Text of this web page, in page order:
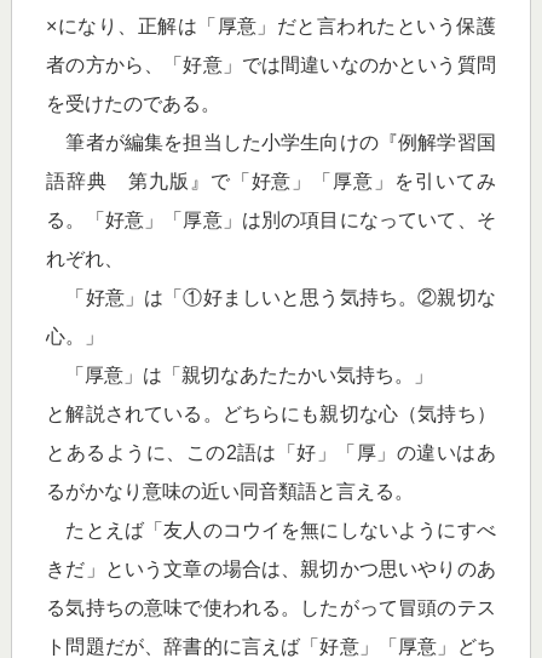
×になり、正解は「厚意」だと言われたという保護
者の方から、「好意」では間違いなのかという質問
を受けたのである。
筆者が編集を担当した小学生向けの『例解学習国
語辞典 第九版』で「好意」「厚意」を引いてみ
る。「好意」「厚意」は別の項目になっていて、そ
れぞれ、
「好意」は「①好ましいと思う気持ち。②親切な
心。」
「厚意」は「親切なあたたかい気持ち。」
と解説されている。どちらにも親切な心（気持ち）
とあるように、この2語は「好」「厚」の違いはあ
るがかなり意味の近い同音類語と言える。
たとえば「友人のコウイを無にしないようにすべ
きだ」という文章の場合は、親切かつ思いやりのあ
る気持ちの意味で使われる。したがって冒頭のテス
ト問題だが、辞書的に言えば「好意」「厚意」どち